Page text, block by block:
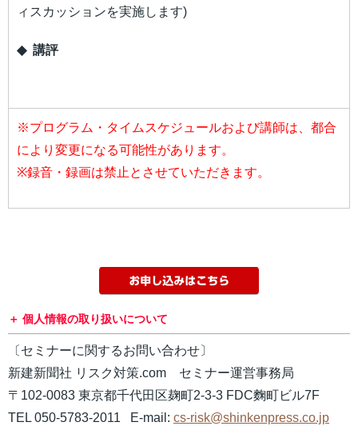
ィスカッションを実施します)
◆ 講評
※プログラム・タイムスケジュールおよび講師は、都合
により変更になる可能性があります。
※録音・録画は禁止とさせていただきます。
個人情報の取り扱いについて
〔セミナーに関するお問い合わせ〕
新建新聞社 リスク対策.com セミナー運営事務局
〒102-0083 東京都千代田区麹町2-3-3 FDC麴町ビル7F
TEL 050-5783-2011 E-mail: cs-risk@shinkenpress.co.jp